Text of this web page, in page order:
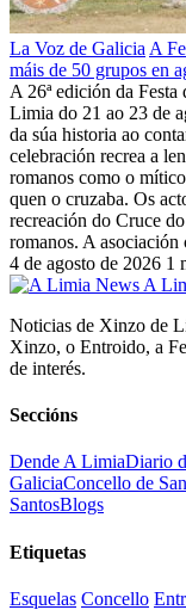
La Voz de Galicia A
máis de 50 grupos en
A 26ª edición da
Limia do 21 ao 23 de
da súa historia ao
celebración recrea a
romanos como o
quen o cruzaba. Os
recreación do Cruce
romanos. A
4 de agosto de 2026 1
A
Noticias de Xinzo de
Xinzo, o Entroido, a
de interés.
Seccións
Dende A LimiaDiario
GaliciaConcello de
SantosBlogs
Etiquetas
Esquelas Concello